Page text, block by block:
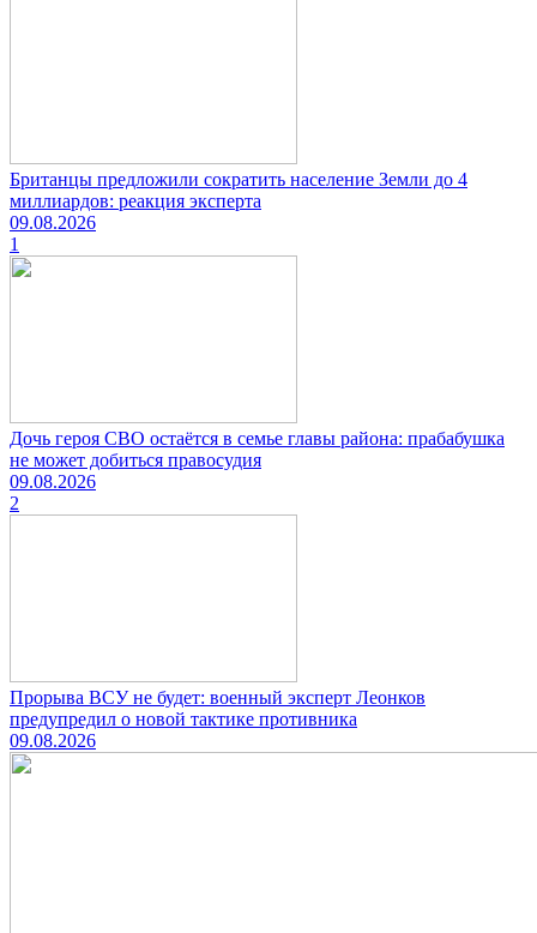
Британцы предложили сократить население Земли до 4
миллиардов: реакция эксперта
09.08.2026
1
Дочь героя СВО остаётся в семье главы района: прабабушка
не может добиться правосудия
09.08.2026
2
Прорыва ВСУ не будет: военный эксперт Леонков
предупредил о новой тактике противника
09.08.2026